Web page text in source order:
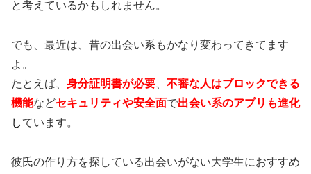
と考えているかもしれません。
でも、最近は、昔の出会い系もかなり変わってきてます
よ。
たとえば、 身分証明書が必要
不審な人はブロックできる
機能などセキュリティや安全面で出会い系のアプリも進化
しています。
彼氏の作り方を探している出会いがない大学生におすすめ